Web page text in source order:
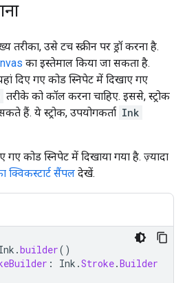
उसे टच स्क्रीन पर ड्रॉ करना है.
का इस्तेमाल किया जा सकता है.
दिए गए कोड स्निपेट में दिखाए गए
तरीके को कॉल करना चाहिए. इससे, स्ट्रोक
हैं. ये स्ट्रोक, उपयोगकर्ता Ink
गए कोड स्निपेट में दिखाया गया है. ज़्यादा
क्विकस्टार्ट सैंपल देखें.
.builder()
: Ink .Stroke.Builder